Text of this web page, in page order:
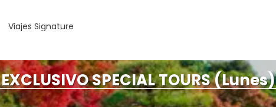
Viajes Signature
SPECIAL TOURS (Lunes)